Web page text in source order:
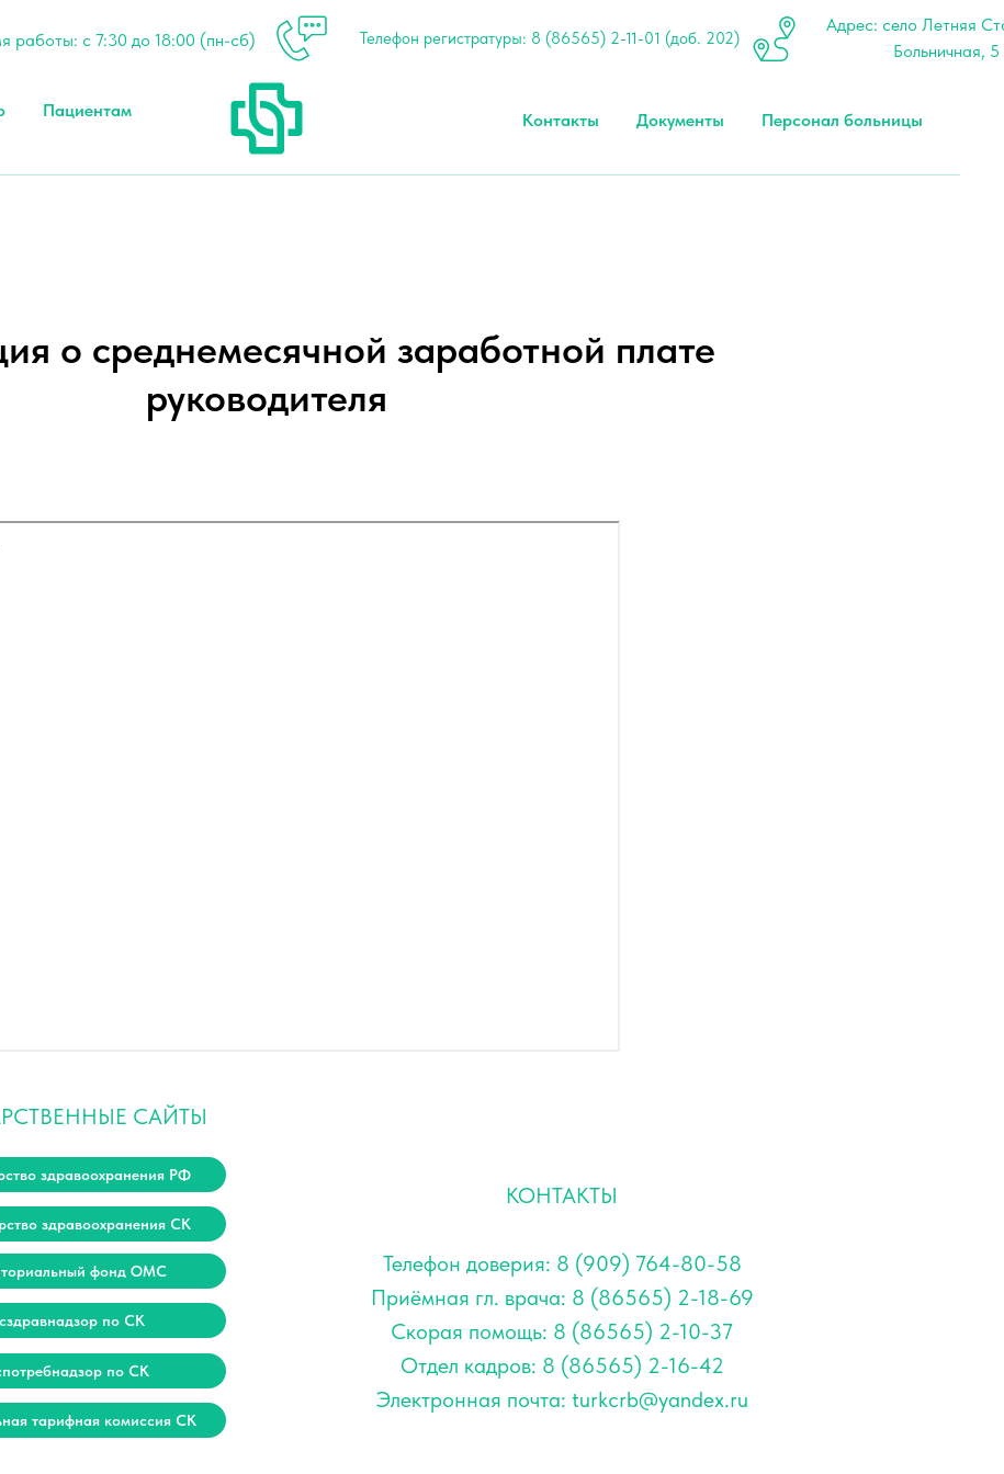
работы: с 7:30 до 18:00 (пн-сб) Телефон регистратуры: 8 (86565) 2-11-01 (доб. 202)
Адрес: cело Летняя
Больничная, 5
Пациентам
Контакты Документы Персонал больницы
о среднемесячной заработной плате
руководителя
КОНТАКТЫ
Телефон доверия: 8 (909) 764-80-58
Приёмная гл. врача: 8 (86565) 2-18-69
Скорая помощь: 8 (86565) 2-10-37
Отдел кадров: 8 (86565) 2-16-42
Электронная почта: turkcrb@yandex.ru
здравоохранения РФ
здравоохранения СК
фонд ОМС
по СК
по СК
тарифная комиссия СК
САЙТЫ